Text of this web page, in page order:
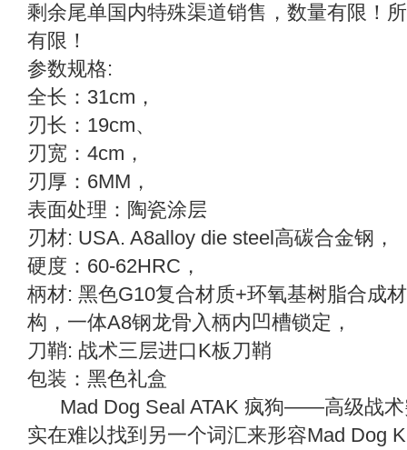
剩余尾单国内特殊渠道销售，数量有限！
有限！
参数规格:
全长：31cm，
刃长：19cm、
刃宽：4cm，
刃厚：6MM，
表面处理：陶瓷涂层
刃材: USA. A8alloy die steel高碳合金钢，
硬度：60-62HRC，
柄材: 黑色G10复合材质+环氧基树脂合成
构，一体A8钢龙骨入柄内凹槽锁定，
刀鞘: 战术三层进口K板刀鞘
包装：黑色礼盒
Mad Dog Seal ATAK 疯狗——高级战
实在难以找到另一个词汇来形容Mad Dog